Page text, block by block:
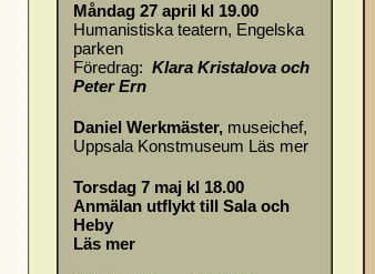
Måndag 27 april kl 19.00
Humanistiska teatern, Engelska
parken
Föredrag: Klara Kristalova och
Peter Ern
Daniel Werkmäster, museichef,
Uppsala Konstmuseum Läs mer
Torsdag 7 maj kl 18.00
Anmälan utflykt till Sala och
Heby
Läs mer